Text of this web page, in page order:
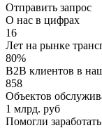
Отправить запрос
О нас в цифрах
16
Лет на рынке
80%
B2B клиентов в
858
Объектов
1 млрд. руб
Помогли